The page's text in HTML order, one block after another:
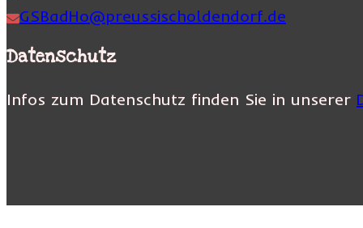
GSBadHo@preussischoldendorf.de
Datenschutz
Infos zum Datenschutz finden Sie in unserer